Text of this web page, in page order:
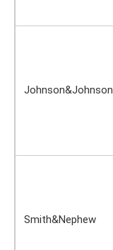
Johnson&Johnson
Smith&Nephew